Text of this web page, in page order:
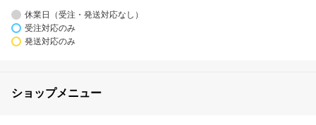
休業日（受注・発送対応なし）
受注対応のみ
発送対応のみ
ショップメニュー